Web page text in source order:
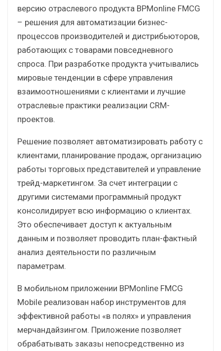
версию отраслевого продукта BPMonline FMCG
– решения для автоматизации бизнес-
процессов производителей и дистрибьюторов,
работающих с товарами повседневного
спроса. При разработке продукта учитывались
мировые тенденции в сфере управления
взаимоотношениями с клиентами и лучшие
отраслевые практики реализации CRM-
проектов.
Решение позволяет автоматизировать работу с
клиентами, планирование продаж, организацию
работы торговых представителей и управление
трейд-маркетингом. За счет интеграции с
другими системами программный продукт
консолидирует всю информацию о клиентах.
Это обеспечивает доступ к актуальным
данным и позволяет проводить план-фактный
анализ деятельности по различным
параметрам.
В мобильном приложении BPMonline FMCG
Mobile реализован набор инструментов для
эффективной работы «в полях» и управления
мерчандайзингом. Приложение позволяет
обрабатывать заказы непосредственно из